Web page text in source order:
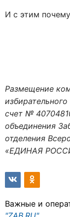
И с этим
Размещение
счет №
объединения
отделения
«ЕДИНАЯ
Важные и